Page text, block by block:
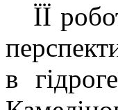
ЇЇ
в